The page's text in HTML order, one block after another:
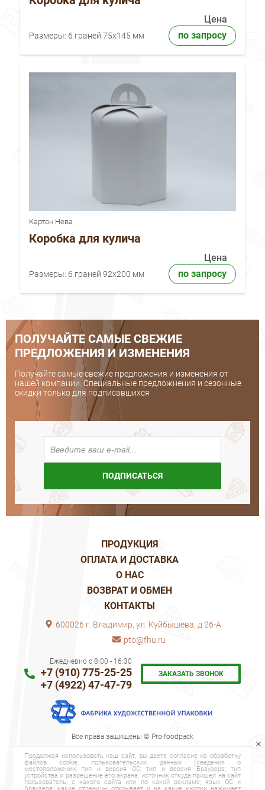
Цена
Размеры: 6 граней 75x145 мм по запросу
Картон Нева
Коробка для кулича
Цена
Размеры: 6 граней 92x200 мм по запросу
ПОЛУЧАЙТЕ САМЫЕ СВЕЖИЕ
ПРЕДЛОЖЕНИЯ И ИЗМЕНЕНИЯ
Получайте самые свежие предложения и изменения от
нашей компании. Специальные предложнения и сезонные
скидки только для подписавшихся
ПОДПИСАТЬСЯ
ПРОДУКЦИЯ
ОПЛАТА И ДОСТАВКА
О НАС
ВОЗВРАТ И ОБМЕН
КОНТАКТЫ
600026 г. Владимир, ул. Куйбышева, д 26-А
pto@fhu.ru
Ежедневно с 8:00 - 16:30
+7 (910) 775-25-25
+7 (4922) 47-47-79
ЗАКАЗАТЬ ЗВОНОК
Все права защищены © Pro-foodpack
Продолжая использовать наш сайт, вы даете согласие на обработку
файлов cookie, пользовательских данных (сведения о
местоположении; тип и версия ОС; тип и версия Браузера; тип
устройства и разрешение его экрана; источник откуда пришел на сайт
пользователь; с какого сайта или по какой рекламе; язык ОС и